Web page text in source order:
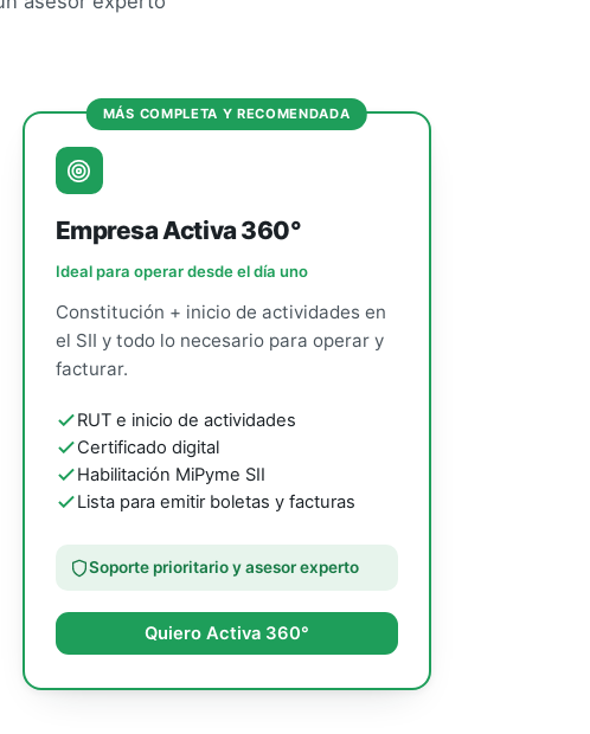
MÁS COMPLETA Y RECOMENDADA
Empresa Activa 360°
Ideal para operar desde el día uno
Constitución + inicio de actividades en
el SII y todo lo necesario para operar y
facturar.
RUT e inicio de actividades
Certificado digital
Habilitación MiPyme SII
Lista para emitir boletas y facturas
Soporte prioritario y asesor experto
Quiero Activa 360°